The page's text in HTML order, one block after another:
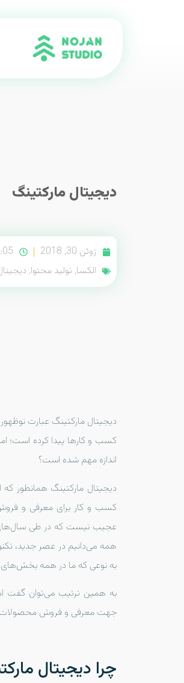
دیجیتال مارکتینگ
ژوئن 30, 2018 4:05
الکسا, تولید محتوا,
دیجیتال مارکتینگ عبارت
کسب و کارها پیدا کرده است؛
اندازه مهم شده است؟
دیجیتال مارکتینگ همانطور
کسب و کار برای معرفی و
عجیب نیست که در طی سال‌های
همه می‌دانیم در عصر جدید،
به نوعی که ما در همه بخش‌های
به همین ترتیب می‌توان گفت
جهت معرفی و فروش محصولات
چرا دیجیتال